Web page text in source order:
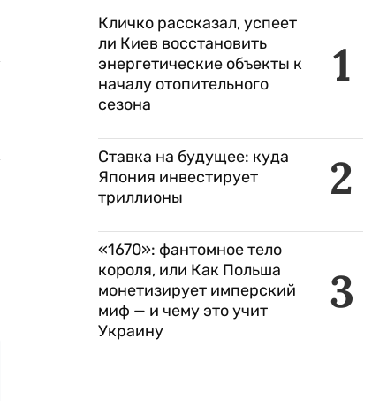
1
Кличко рассказал, успеет
ли Киев восстановить
энергетические объекты к
началу отопительного
сезона
2
Ставка на будущее: куда
Япония инвестирует
триллионы
3
«1670»: фантомное тело
короля, или Как Польша
монетизирует имперский
миф — и чему это учит
Украину